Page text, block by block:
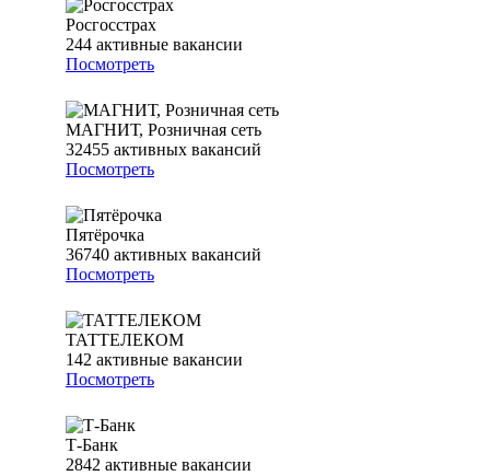
Росгосстрах
244 активные вакансии
Посмотреть
МАГНИТ, Розничная сеть
32455 активных вакансий
Посмотреть
Пятёрочка
36740 активных вакансий
Посмотреть
ТАТТЕЛЕКОМ
142 активные вакансии
Посмотреть
Т-Банк
2842 активные вакансии